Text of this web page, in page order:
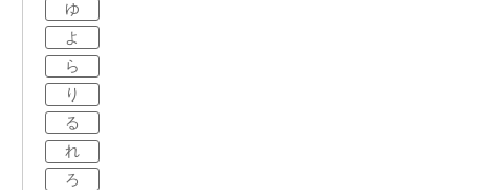
ゆ
よ
ら
り
る
れ
ろ